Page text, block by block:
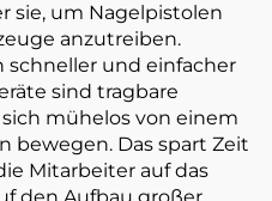
sie, um Nagelpistolen
anzutreiben.
schneller und einfacher
sind tragbare
mühelos von einem
bewegen. Das spart Zeit
Mitarbeiter auf das